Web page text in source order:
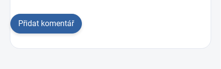
Přidat komentář